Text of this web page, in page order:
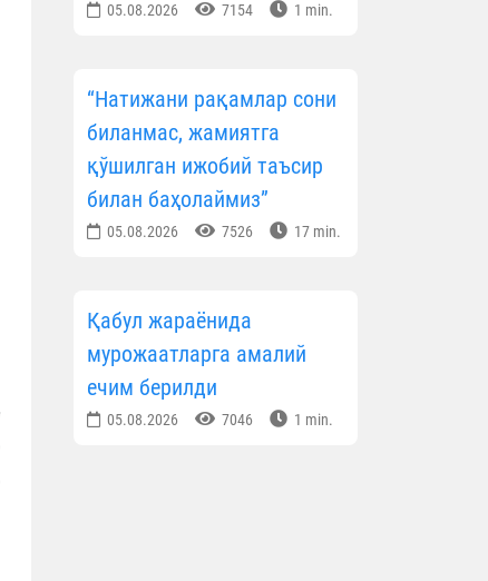
05.08.2026 7154 1 min.
“Натижани рақамлар сони
биланмас, жамиятга
қўшилган ижобий таъсир
билан баҳолаймиз”
05.08.2026 7526 17 min.
Қабул жараёнида
мурожаатларга амалий
ечим берилди
05.08.2026 7046 1 min.